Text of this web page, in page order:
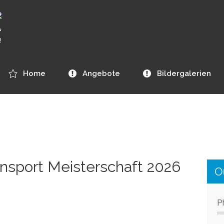
Home Angebote Bildergalerien
Meisterschaft 2026